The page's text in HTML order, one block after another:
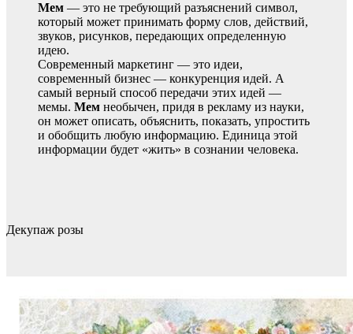
Мем — это не требующий разъяснений символ,
который может принимать форму слов, действий,
звуков, рисунков, передающих определенную
идею.
Современный маркетинг — это идеи,
современный бизнес — конкуренция идей. А
самый верный способ передачи этих идей —
мемы. Мем необычен, придя в рекламу из науки,
он может описать, объяснить, показать, упростить
и обобщить любую информацию. Единица этой
информации будет «жить» в сознании человека.
Декупаж розы